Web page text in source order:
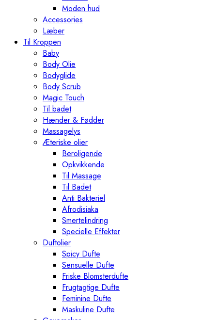
Moden hud
Accessories
Læber
Til Kroppen
Baby
Body Olie
Bodyglide
Body Scrub
Magic Touch
Til badet
Hænder & Fødder
Massagelys
Æteriske olier
Beroligende
Opkvikkende
Til Massage
Til Badet
Anti Bakteriel
Afrodisiaka
Smertelindring
Specielle Effekter
Duftolier
Spicy Dufte
Sensuelle Dufte
Friske Blomsterdufte
Frugtagtige Dufte
Feminine Dufte
Maskuline Dufte